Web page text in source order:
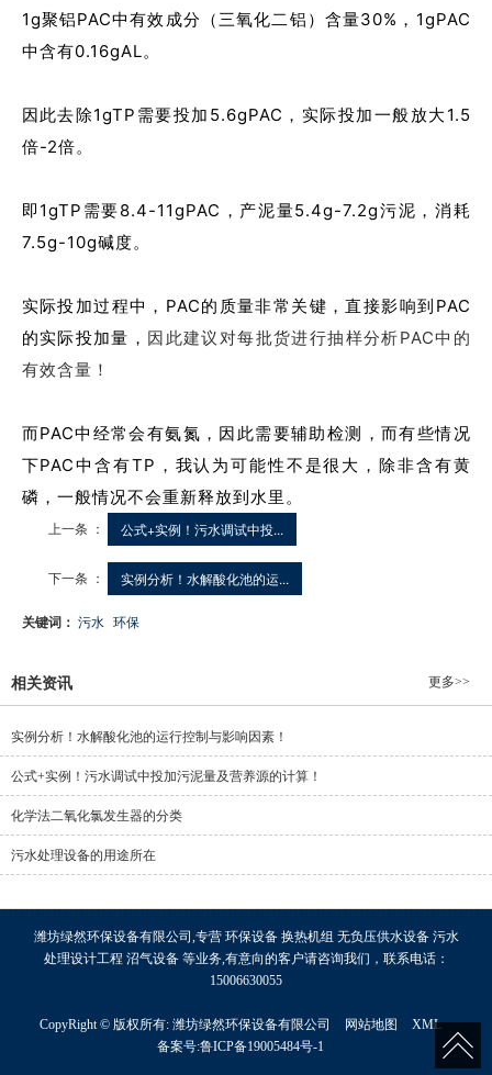
1g聚铝PAC中有效成分（三氧化二铝）含量30%，1gPAC
中含有0.16gAL。
因此去除1gTP需要投加5.6gPAC，实际投加一般放大1.5
倍-2倍。
即1gTP需要8.4-11gPAC，产泥量5.4g-7.2g污泥，消耗
7.5g-10g碱度。
实际投加过程中，PAC的质量非常关键，直接影响到PAC
的实际投加量， 因此建议对每批货进行抽样分析PAC中的
有效含量！
而PAC中经常会有氨氮，因此需要辅助检测，而有些情况
下PAC中含有TP，我认为可能性不是很大，除非含有黄
磷，一般情况不会重新释放到水里。
上一条 ： 公式+实例！污水调试中投...
下一条 ： 实例分析！水解酸化池的运...
关键词： 污水 环保
相关资讯 更多>>
实例分析！水解酸化池的运行控制与影响因素！
公式+实例！污水调试中投加污泥量及营养源的计算！
化学法二氧化氯发生器的分类
污水处理设备的用途所在
潍坊绿然环保设备有限公司,专营 环保设备 换热机组 无负压供水设备 污水
处理设计工程 沼气设备 等业务,有意向的客户请咨询我们，联系电话：
15006630055
CopyRight © 版权所有: 潍坊绿然环保设备有限公司 网站地图
XML
备案号:鲁ICP备19005484号-1